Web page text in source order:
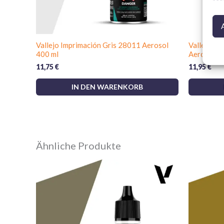
Vallejo Imprimación Gris 28011 Aerosol
400 ml
11,75€
IN DEN WARENKORB
Vallejo
Aerosol
11,95€
Ähnliche Produkte